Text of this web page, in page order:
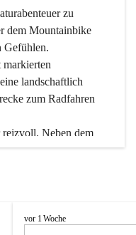
zu
dem Mountainbike
Gefühlen.
landschaftlich
zum Radfahren
reizvoll. Neben dem
gelegenen Unterberg
zum Schifahren oder
M
vor 1 Woche